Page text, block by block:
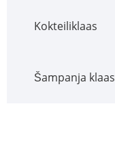
Kokteiliklaas
Šampanja klaas